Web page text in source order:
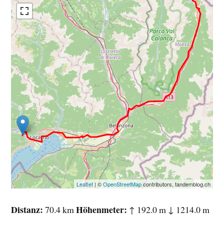
Leaflet| ©OpenStreetMapcontributors, tandemblog.ch
Distanz 70.4 kmHöhenmeter ↑ 192.0 m ↓ 1214.0 m